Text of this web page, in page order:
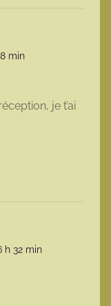
min
je t’ai
h 32 min